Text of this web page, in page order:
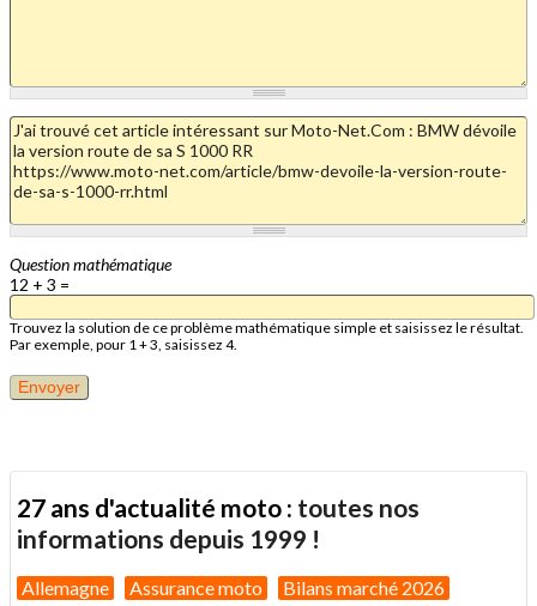
Question mathématique
12 + 3 =
Trouvez la solution de ce problème mathématique simple et saisissez le résultat.
Par exemple, pour 1 + 3, saisissez 4.
27 ans d'actualité moto : toutes nos
informations depuis 1999 !
Allemagne Assurance moto Bilans marché 2026